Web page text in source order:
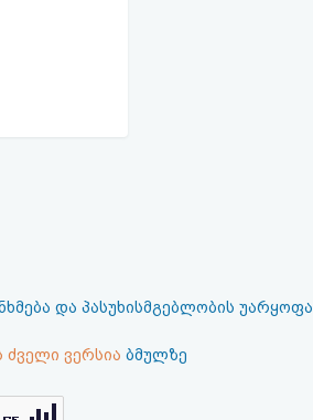
და პასუხისმგებლობის უარყოფა
ძველი ვერსია ბმულზე